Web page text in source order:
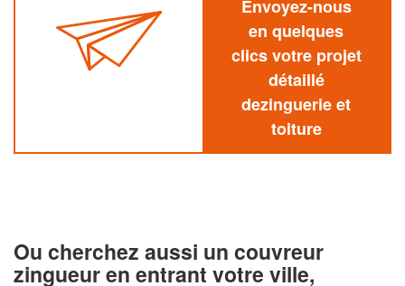
Envoyez-nous
en quelques
clics votre projet
détaillé
dezinguerie et
toiture
Ou cherchez aussi un couvreur
zingueur en entrant votre ville,